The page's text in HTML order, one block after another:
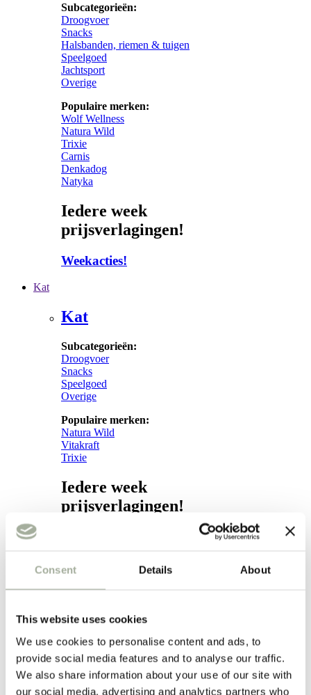
Consent Details About
This website uses cookies
We use cookies to personalise content and ads, to
provide social media features and to analyse our traffic.
We also share information about your use of our site with
our social media, advertising and analytics partners who
Subcategorieën:
Droogvoer
Snacks
Halsbanden, riemen & tuigen
Speelgoed
Jachtsport
Overige
Populaire merken:
Wolf Wellness
Natura Wild
Trixie
Carnis
Denkadog
Natyka
Iedere week
prijsverlagingen!
Weekacties!
Kat
Kat
Subcategorieën:
Droogvoer
Snacks
Speelgoed
Overige
Populaire merken:
Natura Wild
Vitakraft
Trixie
Iedere week
prijsverlagingen!
Verzorging
Verzorging
Subcategorieën:
Hond
Vacht
Apotheek